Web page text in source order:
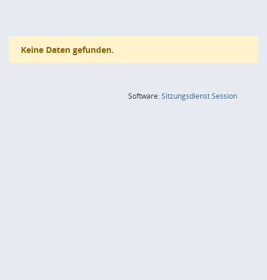
Keine Daten gefunden.
Software:SitzungsdienstSession(Wird in